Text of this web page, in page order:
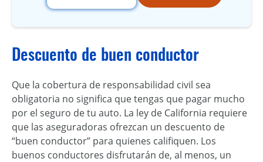
Descuento de buen conductor
Que la cobertura de responsabilidad civil sea
obligatoria no significa que tengas que pagar mucho
por el seguro de tu auto. La ley de California requiere
que las aseguradoras ofrezcan un descuento de
“buen conductor” para quienes califiquen. Los
buenos conductores disfrutarán de, al menos, un